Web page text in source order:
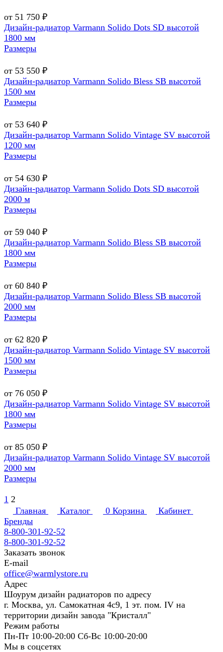
от 51 750 ₽
Дизайн-радиатор Varmann Solido Dots SD высотой
1800 мм
Размеры
от 53 550 ₽
Дизайн-радиатор Varmann Solido Bless SB высотой
1500 мм
Размеры
от 53 640 ₽
Дизайн-радиатор Varmann Solido Vintage SV высотой
1200 мм
Размеры
от 54 630 ₽
Дизайн-радиатор Varmann Solido Dots SD высотой
2000 м
Размеры
от 59 040 ₽
Дизайн-радиатор Varmann Solido Bless SB высотой
1800 мм
Размеры
от 60 840 ₽
Дизайн-радиатор Varmann Solido Bless SB высотой
2000 мм
Размеры
от 62 820 ₽
Дизайн-радиатор Varmann Solido Vintage SV высотой
1500 мм
Размеры
от 76 050 ₽
Дизайн-радиатор Varmann Solido Vintage SV высотой
1800 мм
Размеры
от 85 050 ₽
Дизайн-радиатор Varmann Solido Vintage SV высотой
2000 мм
Размеры
1 2
Главная
Каталог 0 Корзина
Кабинет
Бренды
8-800-301-92-52
8-800-301-92-52
Заказать звонок
E-mail
office@warmlystore.ru
Адрес
Шоурум дизайн радиаторов по адресу
г. Москва, ул. Самокатная 4с9, 1 эт. пом. IV на
территории дизайн завода "Кристалл"
Режим работы
Пн-Пт 10:00-20:00 Сб-Вс 10:00-20:00
Мы в соцсетях